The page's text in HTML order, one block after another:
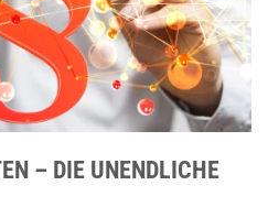
– DIE UNENDLICHE